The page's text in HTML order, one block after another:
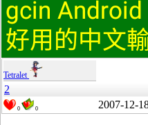
Tetralet
2
0 0 2007-12-